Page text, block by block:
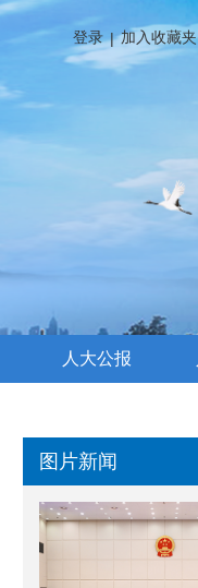
登录 | 加入收藏夹
人大公报
图片新闻